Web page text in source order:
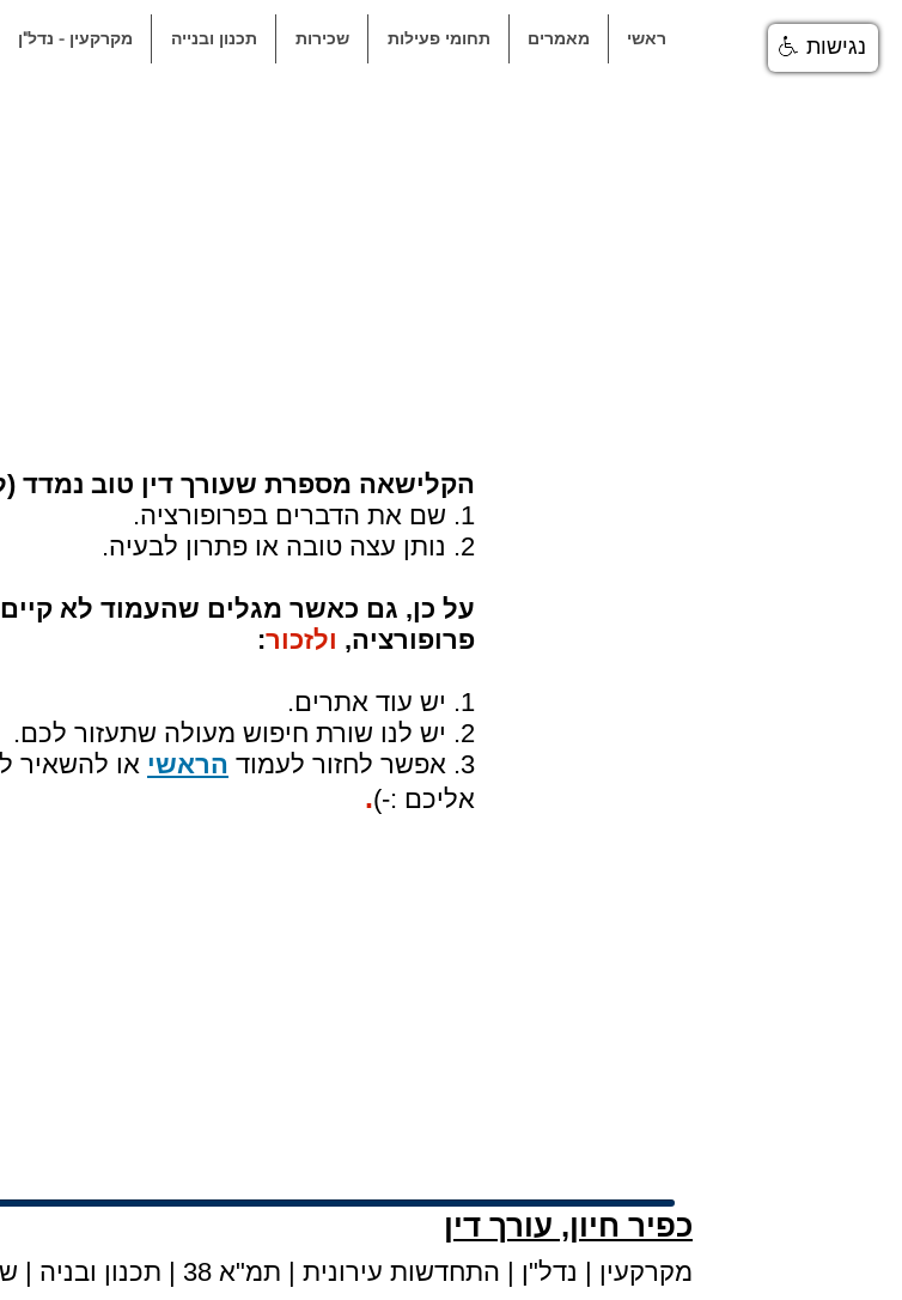
מקרקעין - נדל"ן תכנון ובנייה שכירות תחומי פעילות מאמרים ראשי
הקלישאה מספרת שעורך דין טוב נמדד
1. שם את הדברים בפרופורציה.
2. נותן עצה טובה או פתרון לבעיה.
על כן, גם כאשר מגלים שהעמוד לא
פרופורציה, ולזכור:
1. יש עוד אתרים.
2. יש לנו שורת חיפוש מעולה שתעזור לכם.
3. אפשר לחזור לעמוד
הראשי או להשאיר
אליכם :-)
.
כפיר חיון, עורך דין
מקרקעין | נדל"ן | התחדשות עירונית | תמ"א 38 | תכנון ובניה |
נגישות